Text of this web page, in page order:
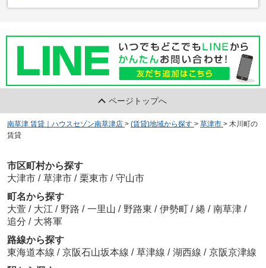
ページトップへ
南草津 賃貸｜ハウスセゾン南草津店 > (賃貸)地域から探す > 草津市 > 木川町の
賃貸
市区町村から探す
大津市 / 草津市 / 栗東市 / 守山市
町名から探す
大萱 / 大江 / 野路 / 一里山 / 野路東 / 伊勢町 / 綣 / 南草津 /
追分 / 大将軍
路線から探す
東海道本線 / 京阪石山坂本線 / 草津線 / 湖西線 / 京阪京津線